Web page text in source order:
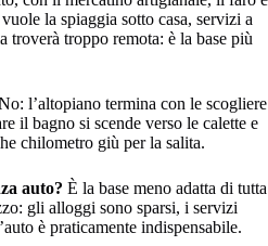
la spiaggia sotto casa, servizi a
troverà troppo remota: è la base più
l’altopiano termina con le scogliere
il bagno si scende verso le calette e
chilometro giù per la salita.
auto? È la base meno adatta di tutta
gli alloggi sono sparsi, i servizi
è praticamente indispensabile.